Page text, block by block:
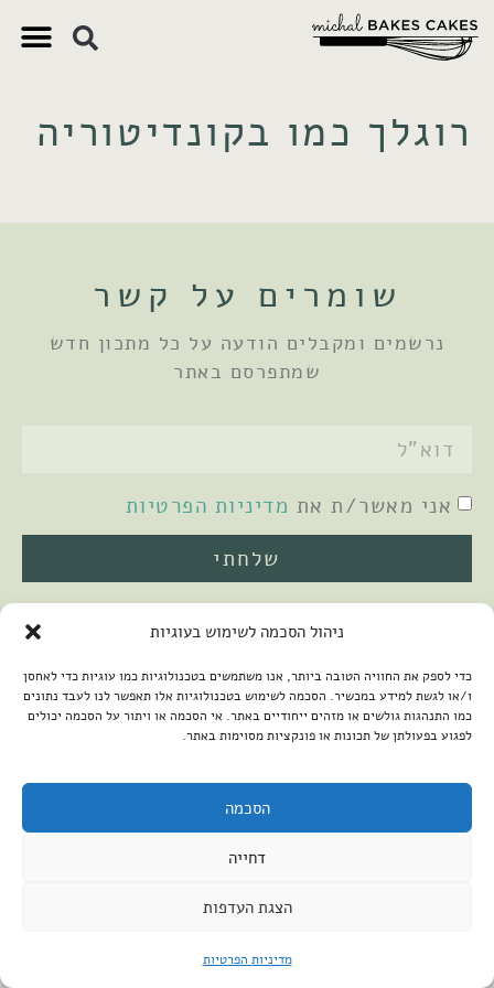
ניהול הסכמה לשימוש בעוגיות
כדי לספק את החוויה הטובה ביותר, אנו משתמשים בטכנולוגיות כמו עוגיות כדי לאחסן
ו/או לגשת למידע במכשיר. הסכמה לשימוש בטכנולוגיות אלו תאפשר לנו לעבד נתונים
כמו התנהגות גולשים או מזהים ייחודיים באתר. אי הסכמה או ויתור על הסכמה יכולים
לפגוע בפעולתן של תכונות או פונקציות מסוימות באתר.
הסכמה
דחייה
הצגת העדפות
מדיניות הפרטיות
רוגלך כמו בקונדיטוריה
שומרים על קשר
נרשמים ומקבלים הודעה על כל מתכון חדש
שמתפרסם באתר
אני מאשר/ת את מדיניות הפרטיות
שלחתי
2026 © כל הזכויות שמורות למיכל שמיר
הצהרת נגישות